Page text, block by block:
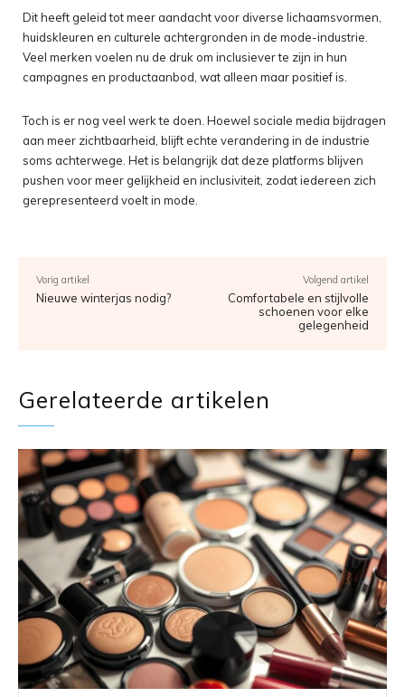
Dit heeft geleid tot meer aandacht voor diverse lichaamsvormen,
huidskleuren en culturele achtergronden in de mode-industrie.
Veel merken voelen nu de druk om inclusiever te zijn in hun
campagnes en productaanbod, wat alleen maar positief is.
Toch is er nog veel werk te doen. Hoewel sociale media bijdragen
aan meer zichtbaarheid, blijft echte verandering in de industrie
soms achterwege. Het is belangrijk dat deze platforms blijven
pushen voor meer gelijkheid en inclusiviteit, zodat iedereen zich
gerepresenteerd voelt in mode.
Vorig artikel
Nieuwe winterjas nodig?
Volgend artikel
Comfortabele en stijlvolle
schoenen voor elke
gelegenheid
Gerelateerde artikelen